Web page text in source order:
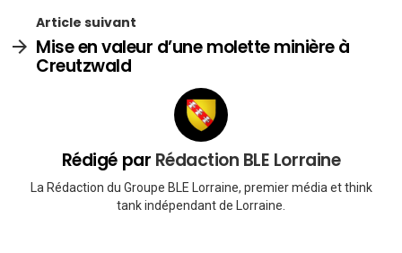
Article suivant
Mise en valeur d’une molette minière à
Creutzwald
Rédigé par Rédaction BLE Lorraine
La Rédaction du Groupe BLE Lorraine, premier média et think
tank indépendant de Lorraine.